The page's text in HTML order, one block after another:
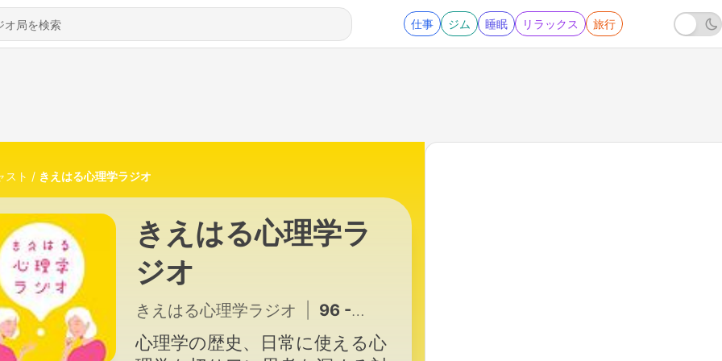
仕事 ジム 睡眠 リラックス 旅行
スト きえはる心理学ラジオ
きえはる心理学ラ
ジオ
きえはる心理学ラジオ 96 - #96 きえはる心理学ラジオ 31日の特別雑談回 公開収録会場からのコメント返しと、番組からの大切なお知らせ
心理学の歴史、日常に使える心